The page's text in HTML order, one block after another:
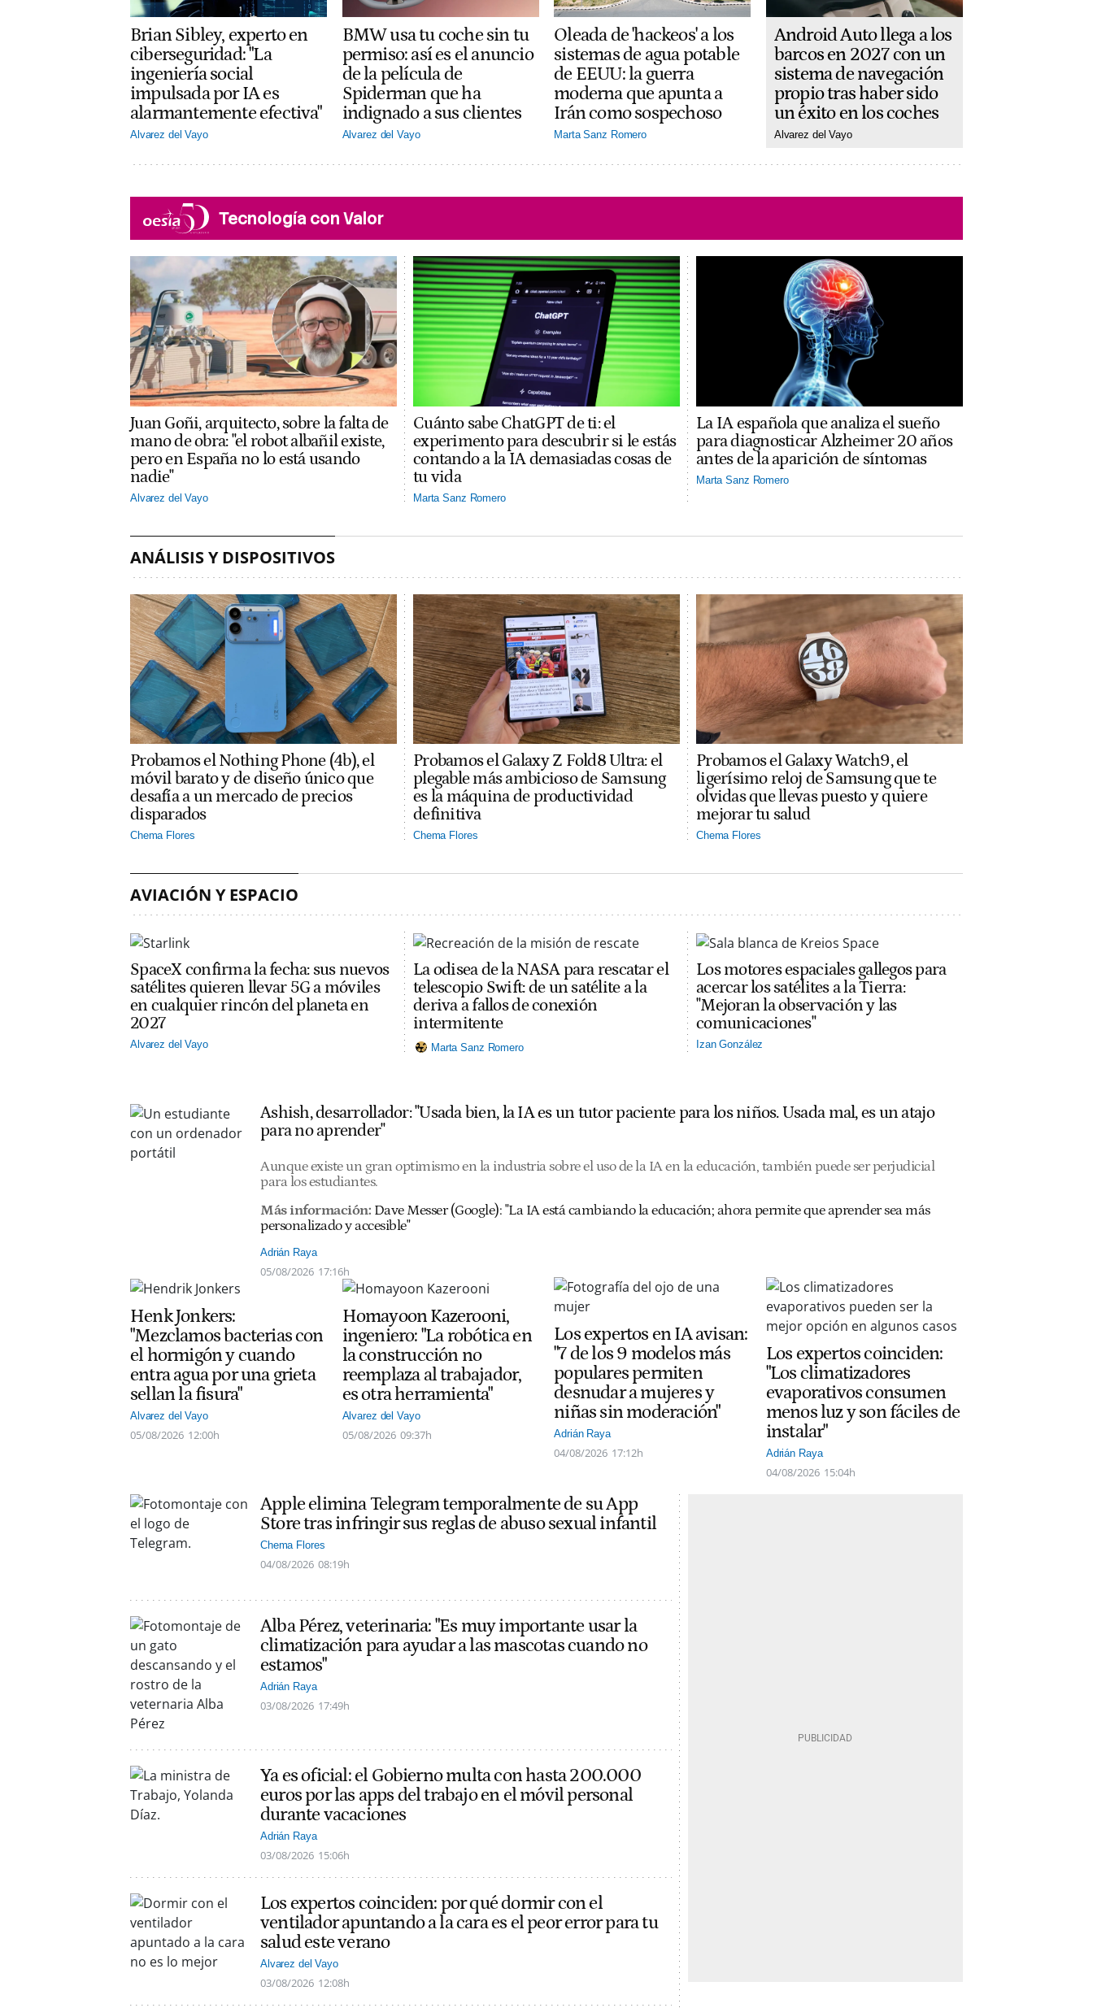
Brian Sibley, experto en
ciberseguridad: "La
ingeniería social
impulsada por IA es
alarmantemente efectiva"
Alvarez del Vayo
BMW usa tu coche sin tu
permiso: así es el anuncio
de la película de
Spiderman que ha
indignado a sus clientes
Alvarez del Vayo
Oleada de 'hackeos' a los
sistemas de agua potable
de EEUU: la guerra
moderna que apunta a
Irán como sospechoso
Marta Sanz Romero
Android Auto llega a los
barcos en 2027 con un
sistema de navegación
propio tras haber sido
un éxito en los coches
Alvarez del Vayo
Tecnología con Valor
Juan Goñi, arquitecto, sobre la falta de
mano de obra: "el robot albañil existe,
pero en España no lo está usando
nadie"
Alvarez del Vayo
Cuánto sabe ChatGPT de ti: el
experimento para descubrir si le estás
contando a la IA demasiadas cosas de
tu vida
Marta Sanz Romero
La IA española que analiza el sueño
para diagnosticar Alzheimer 20 años
antes de la aparición de síntomas
Marta Sanz Romero
ANÁLISIS Y DISPOSITIVOS
Probamos el Nothing Phone (4b), el
móvil barato y de diseño único que
desafía a un mercado de precios
disparados
Chema Flores
Probamos el Galaxy Z Fold8 Ultra: el
plegable más ambicioso de Samsung
es la máquina de productividad
definitiva
Chema Flores
Probamos el Galaxy Watch9, el
ligerísimo reloj de Samsung que te
olvidas que llevas puesto y quiere
mejorar tu salud
Chema Flores
AVIACIÓN Y ESPACIO
SpaceX confirma la fecha: sus nuevos
satélites quieren llevar 5G a móviles
en cualquier rincón del planeta en
2027
Alvarez del Vayo
La odisea de la NASA para rescatar el
telescopio Swift: de un satélite a la
deriva a fallos de conexión
intermitente
Marta Sanz Romero
Los motores espaciales gallegos para
acercar los satélites a la Tierra:
"Mejoran la observación y las
comunicaciones"
Izan González
Ashish, desarrollador: "Usada bien, la IA es un tutor paciente para los niños. Usada mal, es un atajo
para no aprender"
Aunque existe un gran optimismo en la industria sobre el uso de la IA en la educación, también puede ser perjudicial
para los estudiantes.
Más información: Dave Messer (Google): "La IA está cambiando la educación; ahora permite que aprender sea más
personalizado y accesible"
Adrián Raya
05/08/2026 17:16h
Henk Jonkers:
"Mezclamos bacterias con
el hormigón y cuando
entra agua por una grieta
sellan la fisura"
Alvarez del Vayo
05/08/2026 12:00h
Homayoon Kazerooni,
ingeniero: "La robótica en
la construcción no
reemplaza al trabajador,
es otra herramienta"
Alvarez del Vayo
05/08/2026 09:37h
Los expertos en IA avisan:
"7 de los 9 modelos más
populares permiten
desnudar a mujeres y
niñas sin moderación"
Adrián Raya
04/08/2026 17:12h
Los expertos coinciden:
"Los climatizadores
evaporativos consumen
menos luz y son fáciles de
instalar"
Adrián Raya
04/08/2026 15:04h
Apple elimina Telegram temporalmente de su App
Store tras infringir sus reglas de abuso sexual infantil
Chema Flores
04/08/2026 08:19h
Alba Pérez, veterinaria: "Es muy importante usar la
climatización para ayudar a las mascotas cuando no
estamos"
Adrián Raya
03/08/2026 17:49h
Ya es oficial: el Gobierno multa con hasta 200.000
euros por las apps del trabajo en el móvil personal
durante vacaciones
Adrián Raya
03/08/2026 15:06h
Los expertos coinciden: por qué dormir con el
ventilador apuntando a la cara es el peor error para tu
salud este verano
Alvarez del Vayo
03/08/2026 12:08h